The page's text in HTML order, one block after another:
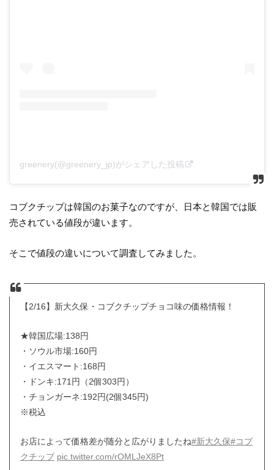
greenery(@greenery_jp)がシェアした投稿
コブクチップは韓国のお菓子なのですが、日本と韓国では販
売されている値段が違います。
そこで値段の違いについて調査してみました。
【2/16】新大久保・コブクチップチョコ味の価格情報！
★韓国広場:138円
・ソウル市場:160円
・イエスマート:168円
・ドンキ:171円（2個303円）
・チョンガーネ:192円(2個345円)
※税込
お店によって価格差が随分と広がりましたね#新大久保#コブ
クチップ pic.twitter.com/rOMLJeX8Pt